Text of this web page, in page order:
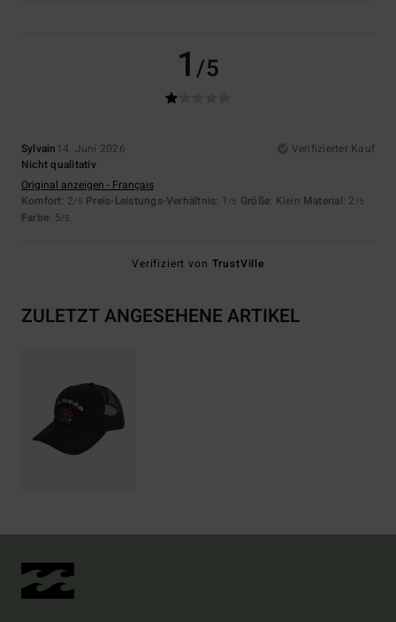
1/5
Sylvain 14. Juni 2026
Verifizierter Kauf
Nicht qualitativ
Original anzeigen - Français
Komfort: 2/5 Preis-Leistungs-Verhältnis: 1 /5 Größe: Klein Material: 2 /5
Farbe: 5/5
Verifiziert von TrustVille
ZULETZT ANGESEHENE ARTIKEL